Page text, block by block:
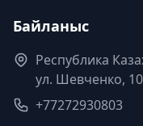
Байланыс
Республика
ул. Шевченко,
+77272930803